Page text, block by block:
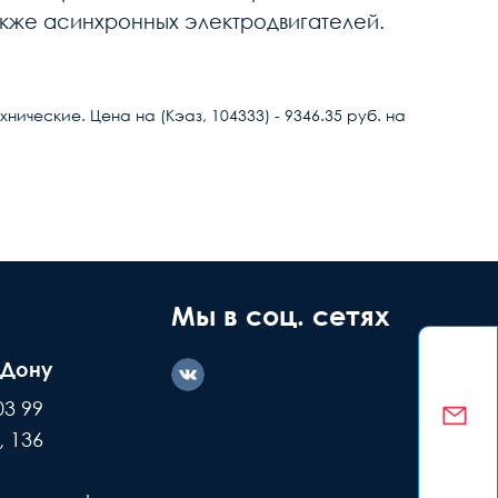
асинхронных электродвигателей.
детали +
Делаем обмен
Цена на (Кэаз, 104333) - 9346.35 руб. на
99
136
Мы в соц. сетях